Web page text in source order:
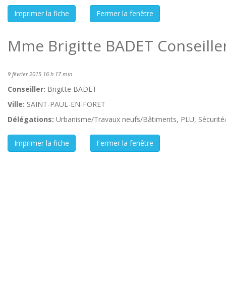
Mme Brigitte BADET
9 février 2015 16 h 17 min
Conseiller: Brigitte BADET
Ville: SAINT-PAUL-EN-FORET
Délégations: Urbanisme/Travaux neufs/Bâtiments, PLU,